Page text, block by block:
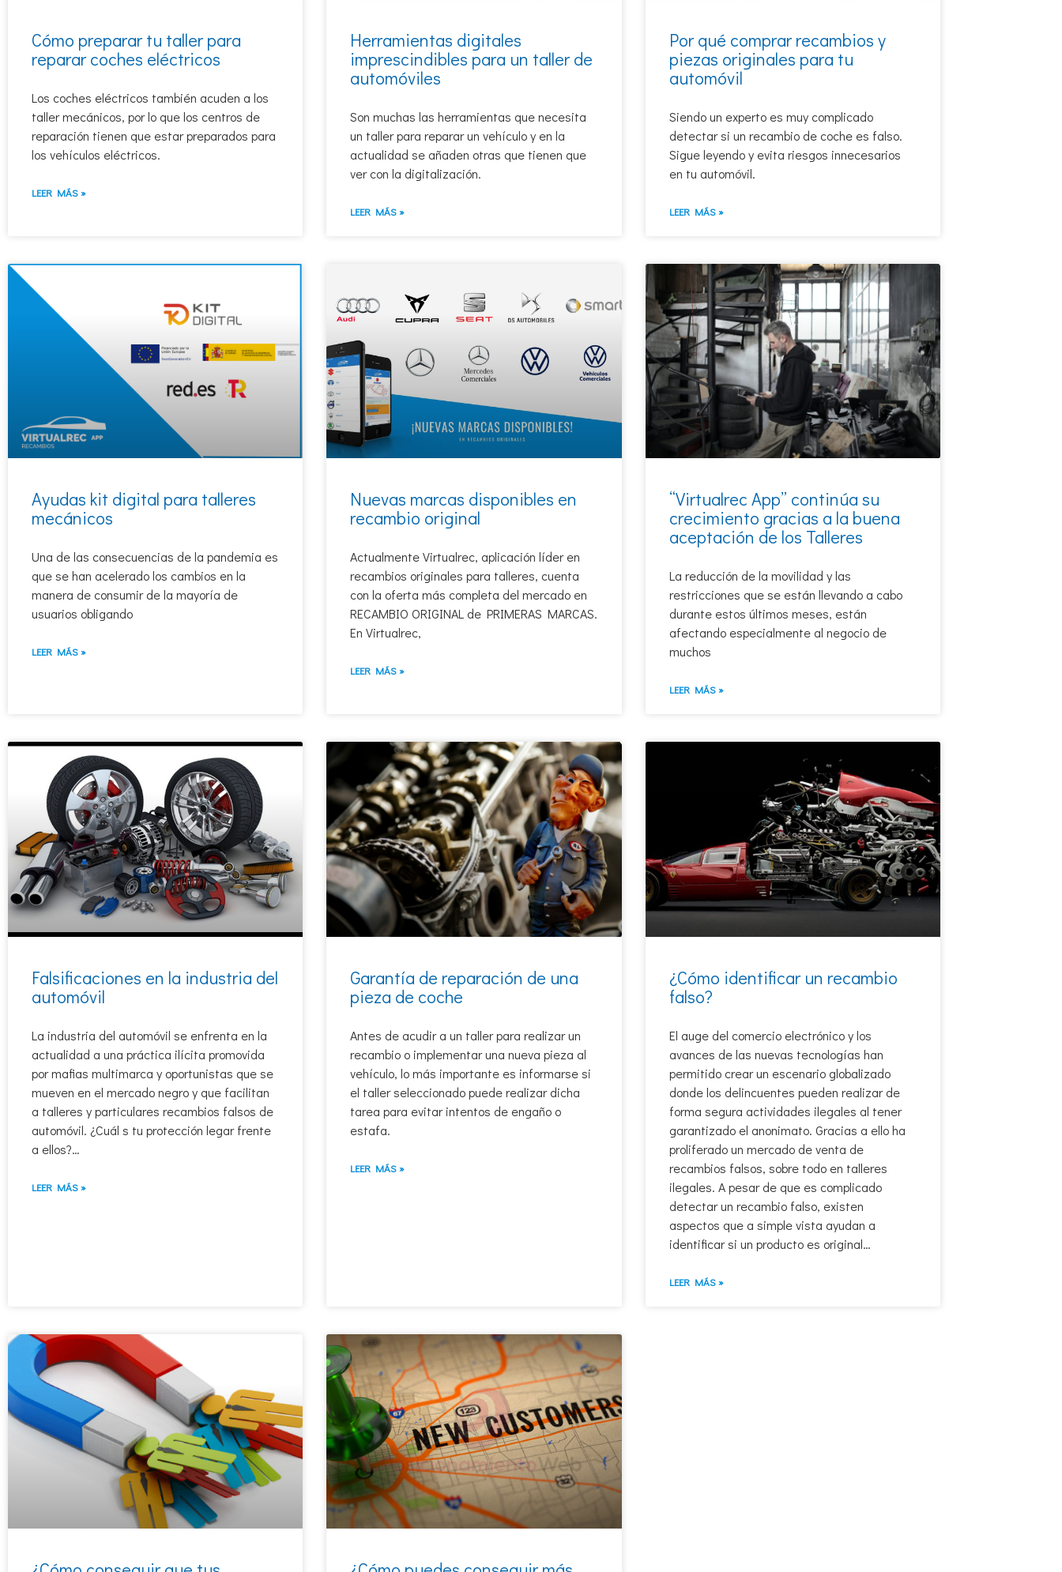
Cómo preparar tu taller para
reparar coches eléctricos
Los coches eléctricos también acuden a los
taller mecánicos, por lo que los centros de
reparación tienen que estar preparados para
los vehículos eléctricos.
LEER MÁS »
Herramientas digitales
imprescindibles para un taller de
automóviles
Son muchas las herramientas que necesita
un taller para reparar un vehículo y en la
actualidad se añaden otras que tienen que
ver con la digitalización.
LEER MÁS »
Por qué comprar recambios y
piezas originales para tu
automóvil
Siendo un experto es muy complicado
detectar si un recambio de coche es falso.
Sigue leyendo y evita riesgos innecesarios
en tu automóvil.
LEER MÁS »
Ayudas kit digital para talleres
mecánicos
Una de las consecuencias de la pandemia es
que se han acelerado los cambios en la
manera de consumir de la mayoría de
usuarios obligando
LEER MÁS »
Nuevas marcas disponibles en
recambio original
Actualmente Virtualrec, aplicación líder en
recambios originales para talleres, cuenta
con la oferta más completa del mercado en
RECAMBIO ORIGINAL de PRIMERAS MARCAS.
En Virtualrec,
LEER MÁS »
“Virtualrec App” continúa su
crecimiento gracias a la buena
aceptación de los Talleres
La reducción de la movilidad y las
restricciones que se están llevando a cabo
durante estos últimos meses, están
afectando especialmente al negocio de
muchos
LEER MÁS »
Falsificaciones en la industria del
automóvil
La industria del automóvil se enfrenta en la
actualidad a una práctica ilícita promovida
por mafias multimarca y oportunistas que se
mueven en el mercado negro y que facilitan
a talleres y particulares recambios falsos de
automóvil. ¿Cuál s tu protección legar frente
a ellos?…
LEER MÁS »
Garantía de reparación de una
pieza de coche
Antes de acudir a un taller para realizar un
recambio o implementar una nueva pieza al
vehículo, lo más importante es informarse si
el taller seleccionado puede realizar dicha
tarea para evitar intentos de engaño o
estafa.
LEER MÁS »
¿Cómo identificar un recambio
falso?
El auge del comercio electrónico y los
avances de las nuevas tecnologías han
permitido crear un escenario globalizado
donde los delincuentes pueden realizar de
forma segura actividades ilegales al tener
garantizado el anonimato. Gracias a ello ha
proliferado un mercado de venta de
recambios falsos, sobre todo en talleres
ilegales. A pesar de que es complicado
detectar un recambio falso, existen
aspectos que a simple vista ayudan a
identificar si un producto es original…
LEER MÁS »